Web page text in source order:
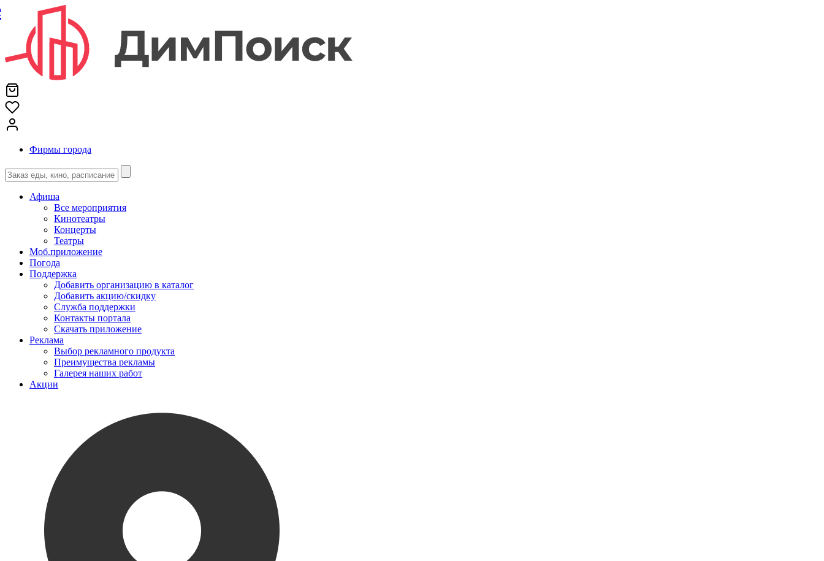
Фирмы города
Афиша
Все мероприятия
Кинотеатры
Концерты
Театры
Моб.приложение
Погода
Поддержка
Добавить организацию в каталог
Добавить акцию/скидку
Служба поддержки
Контакты портала
Скачать приложение
Реклама
Выбор рекламного продукта
Преимущества рекламы
Галерея наших работ
Акции